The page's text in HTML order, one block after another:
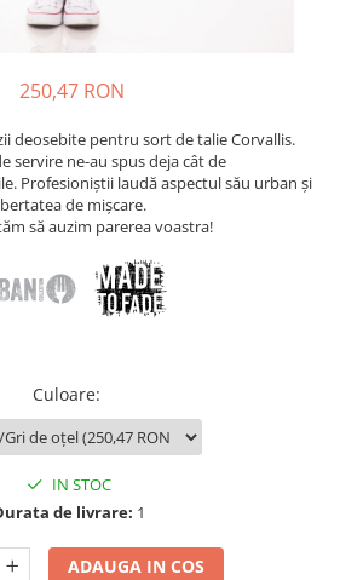
250,47 RON
deosebite pentru sort de talie Corvallis.
servire ne-au spus deja cât de
Profesioniștii laudă aspectul său urban și
de mișcare.
să auzim parerea voastra!
Culoare:
IN STOC
de livrare: 1
ADAUGA IN COS